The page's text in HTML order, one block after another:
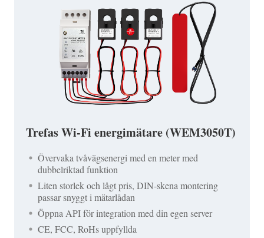
Trefas Wi-Fi energimätare (WEM3050T)
Övervaka tvåvägsenergi med en meter med
dubbelriktad funktion
Liten storlek och lågt pris, DIN-skena montering
passar snyggt i mätarlådan
Öppna API för integration med din egen server
CE, FCC, RoHs uppfyllda